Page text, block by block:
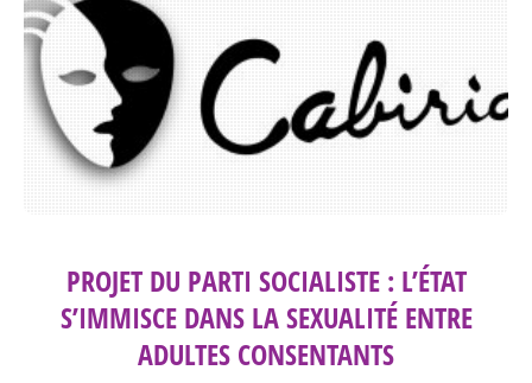
PROJET DU PARTI SOCIALISTE : L’ÉTAT
S’IMMISCE DANS LA SEXUALITÉ ENTRE
ADULTES CONSENTANTS